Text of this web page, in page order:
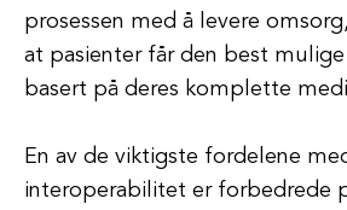
prosessen med å levere
at pasienter får den best
basert på deres komplette
En av de viktigste fordelene
interoperabilitet er forbedrede